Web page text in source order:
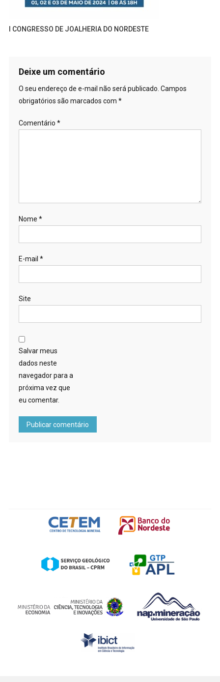
I CONGRESSO DE JOALHERIA DO NORDESTE
Deixe um comentário
O seu endereço de e-mail não será publicado. Campos
obrigatórios são marcados com *
Comentário *
Nome *
E-mail *
Site
Salvar meus
dados neste
navegador para a
próxima vez que
eu comentar.